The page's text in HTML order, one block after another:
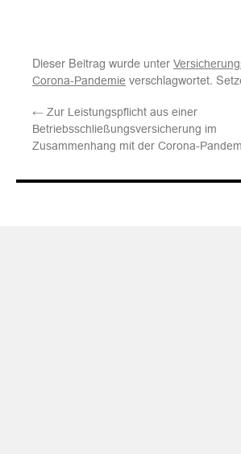
Dieser Beitrag wurde unter
Corona-Pandemie verschlagwortet.
← Zur Leistungspflicht aus einer
Betriebsschließungsversicherung im
Zusammenhang mit der Corona-